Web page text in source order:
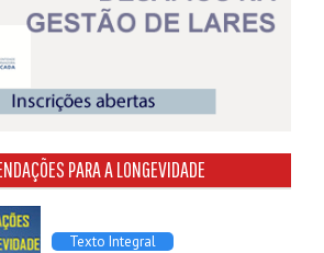
PARA A LONGEVIDADE
Texto Integral